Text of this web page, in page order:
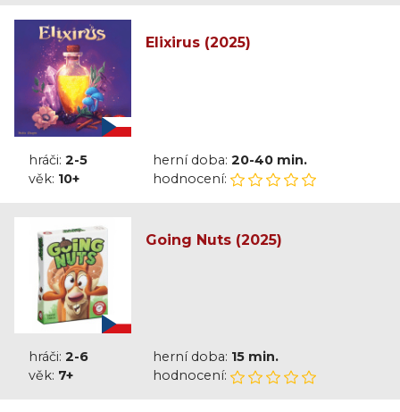
Elixirus (2025)
hráči: 2-5 herní doba: 20-40 min.
věk: 10+ hodnocení:
Going Nuts (2025)
hráči: 2-6 herní doba: 15 min.
věk: 7+ hodnocení: